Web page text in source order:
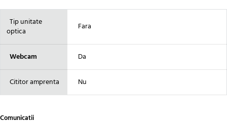
Tip unitate
optica
Fara
Webcam Da
Cititor amprenta Nu
Comunicatii